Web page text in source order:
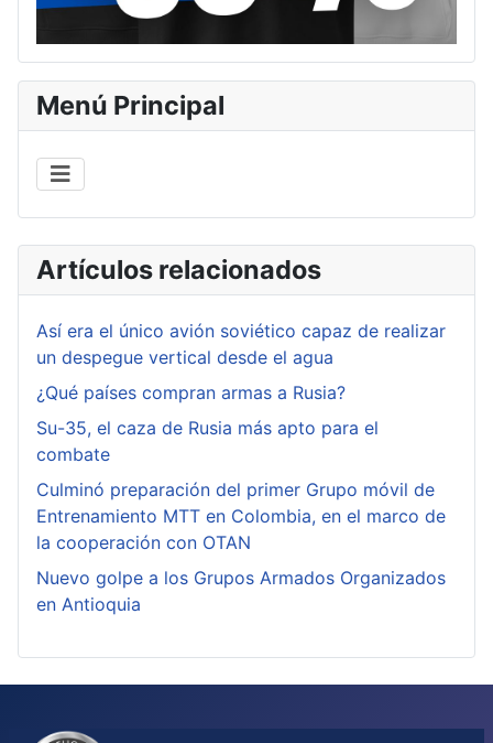
Menú Principal
Artículos relacionados
Así era el único avión soviético capaz de realizar
un despegue vertical desde el agua
¿Qué países compran armas a Rusia?
Su-35, el caza de Rusia más apto para el
combate
Culminó preparación del primer Grupo móvil de
Entrenamiento MTT en Colombia, en el marco de
la cooperación con OTAN
Nuevo golpe a los Grupos Armados Organizados
en Antioquia